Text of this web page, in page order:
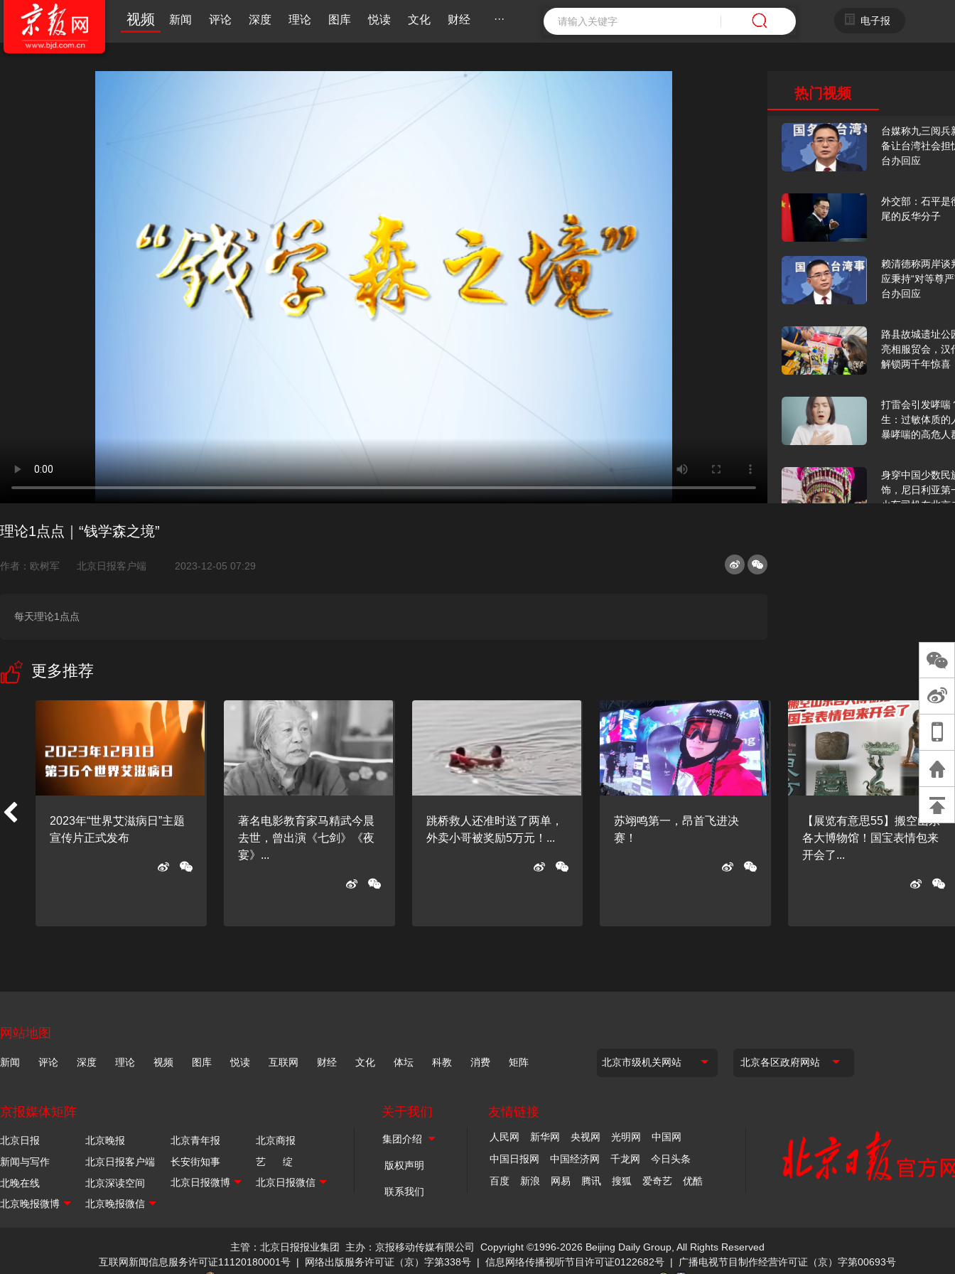
视频 新闻 评论 深度 理论 图库 悦读 文化 财经 ··· 电子报
热门视频
台媒称九三阅兵
备让台湾社会担
台办回应
外交部：石平是
尾的反华分子
赖清德称两岸谈
应秉持“对等尊
台办回应
路县故城遗址公
亮相服贸会，汉
解锁两千年惊喜
打雷会引发哮喘
生：过敏体质的
暴哮喘的高危人
身穿中国少数民
饰，尼日利亚第
火车司机在北京
谈过去 谈谈未来
天桥艺术中心一
演出，国际项目
重庆一高校学生
死，官方通报：
刑案，网传遗体
等信息不实
理论1点点｜“钱学森之境”
作者：欧树军 北京日报客户端 2023-12-05 07:29
每天理论1点点
更多推荐
2023年“世界艾滋病日”主题
宣传片正式发布
著名电影教育家马精武今晨
去世，曾出演《七剑》《夜
宴》...
跳桥救人还准时送了两单，
外卖小哥被奖励5万元！...
苏翊鸣第一，昂首飞进决
赛！
【展览有意思55】搬空山东
各大博物馆！国宝表情包来
开会了...
网站地图
新闻 评论 深度 理论 视频 图库 悦读 互联网 财经 文化 体坛 科教 消费 矩阵
京报媒体矩阵
北京日报 北京晚报 北京青年报
北京商报
新闻与写作
北京日报客户端 长安街知事
艺 绽
北晚在线
北京深读空间
关于我们
版权声明
联系我们
友情链接
人民网 新华网 央视网 光明网
中国网
中国日报网
中国经济网 千龙网
今日头条
百度
新浪 网易 腾讯 搜狐 爱奇艺 优酷
主管：北京日报报业集团 主办：京报移动传媒有限公司
Copyright ©1996-2026 Beijing Daily Group, All Rights Reserved
互联网新闻信息服务许可证11120180001号 | 网络出版服务许可证（京）字第338号 | 信息网络传播视听节目许可证0122682号 |
广播电视节目制作经营许可证（京）字第00693号